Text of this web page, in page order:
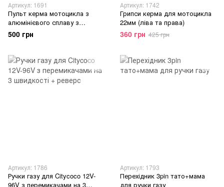
Артикул: 1691
Пульт керма мотоцикла з
алюмінієвого сплаву з
подвійним окремим
перемикачем на 2 положення
500 грн
Артикул: 1742
Грипси керма для мотоцикла
22мм (ліва та права)
360 грн 425 грн
Артикул: 1786
Ручки газу для Citycoco 12V-
96V з перемикачами на 3
Артикул: 1793
Перехідник 3pin тато+мама
для ручки газу